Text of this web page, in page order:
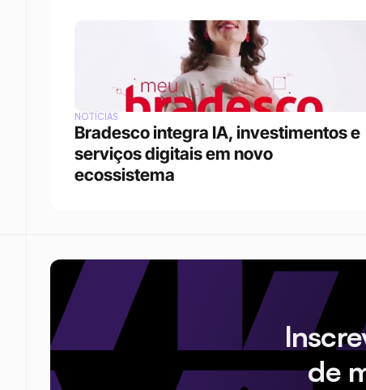
NOTÍCIAS
Bradesco integra IA, investimentos e
serviços digitais em novo
ecossistema
de